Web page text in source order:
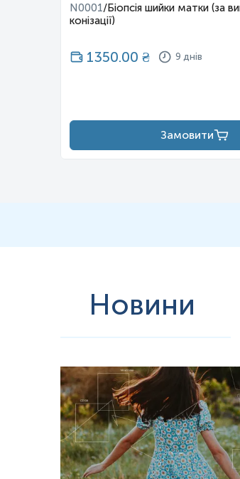
N0001/Біопсія шийки матки (за
конізації)
1350.00 ₴ 9 днів
Замовити
Новини